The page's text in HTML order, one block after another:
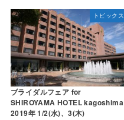
トピックス
ブライダルフェア for
SHIROYAMA HOTEL kagoshima
2019年 1/2(水)、3(木)